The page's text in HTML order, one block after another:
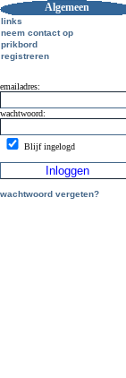
Algemeen
links
neem contact op
prikbord
registreren
emailadres:
wachtwoord:
Blijf ingelogd
wachtwoord vergeten?